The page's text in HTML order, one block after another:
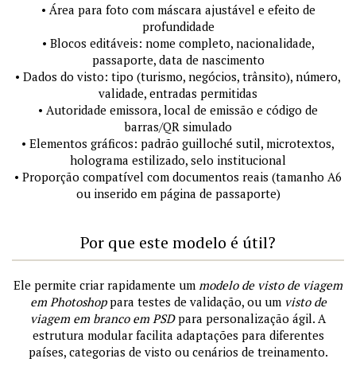
• Área para foto com máscara ajustável e efeito de
profundidade
• Blocos editáveis: nome completo, nacionalidade,
passaporte, data de nascimento
• Dados do visto: tipo (turismo, negócios, trânsito), número,
validade, entradas permitidas
• Autoridade emissora, local de emissão e código de
barras/QR simulado
• Elementos gráficos: padrão guilloché sutil, microtextos,
holograma estilizado, selo institucional
• Proporção compatível com documentos reais (tamanho A6
ou inserido em página de passaporte)
Por que este modelo é útil?
Ele permite criar rapidamente um modelo de visto de viagem
em Photoshoppara testes de validação, ou um visto de
viagem em branco em PSDpara personalização ágil. A
estrutura modular facilita adaptações para diferentes
países, categorias de visto ou cenários de treinamento.